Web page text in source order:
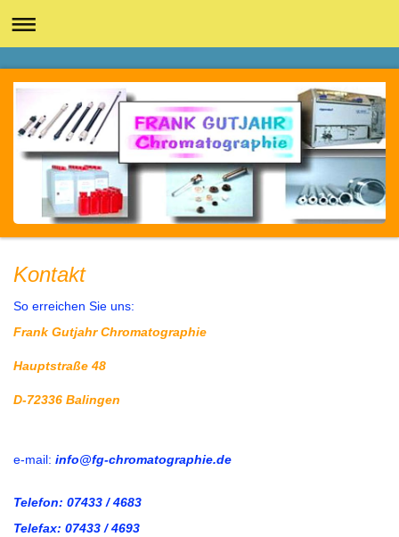
Kontakt
So erreichen Sie uns:
Frank Gutjahr Chromatographie
Hauptstraße 48
D-72336 Balingen
e-mail: info@fg-chromatographie.de
Telefon: 07433 / 4683
Telefax: 07433 / 4693